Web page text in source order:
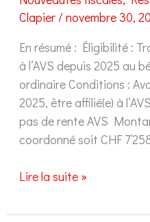
Clapier/ novembre 30,
En résumé : Éligibilité :
à l’AVS depuis 2025 au
ordinaire Conditions :
2025, être affilié(e) à
pas de rente AVS
coordonné soit CHF
Rachat
pilier
Lire la suite »